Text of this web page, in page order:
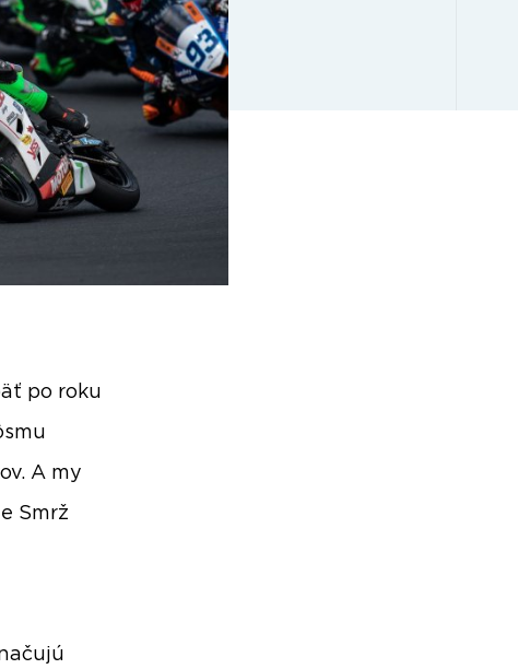
po roku
A my
Smrž